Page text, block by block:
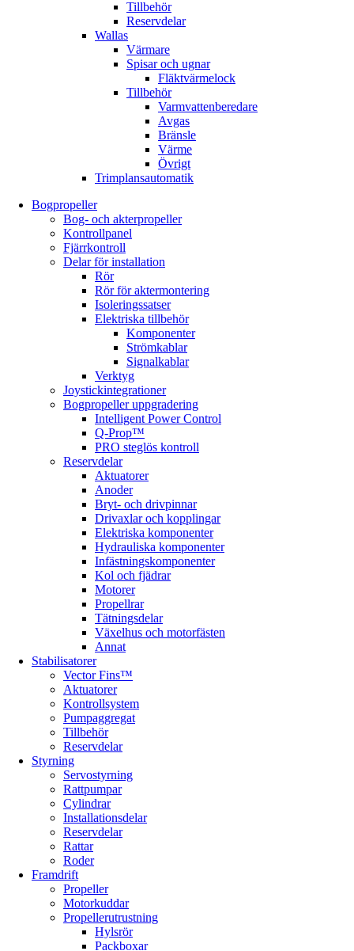
Tillbehör
Reservdelar
Wallas
Värmare
Spisar och ugnar
Fläktvärmelock
Tillbehör
Varmvattenberedare
Avgas
Bränsle
Värme
Övrigt
Trimplansautomatik
Bogpropeller
Bog- och akterpropeller
Kontrollpanel
Fjärrkontroll
Delar för installation
Rör
Rör för aktermontering
Isoleringssatser
Elektriska tillbehör
Komponenter
Strömkablar
Signalkablar
Verktyg
Joystickintegrationer
Bogpropeller uppgradering
Intelligent Power Control
Q-Prop™
PRO steglös kontroll
Reservdelar
Aktuatorer
Anoder
Bryt- och drivpinnar
Drivaxlar och kopplingar
Elektriska komponenter
Hydrauliska komponenter
Infästningskomponenter
Kol och fjädrar
Motorer
Propellrar
Tätningsdelar
Växelhus och motorfästen
Annat
Stabilisatorer
Vector Fins™
Aktuatorer
Kontrollsystem
Pumpaggregat
Tillbehör
Reservdelar
Styrning
Servostyrning
Rattpumpar
Cylindrar
Installationsdelar
Reservdelar
Rattar
Roder
Framdrift
Propeller
Motorkuddar
Propellerutrustning
Hylsrör
Packboxar